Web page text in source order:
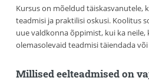
Kursus on mõeldud täiskasvanutele,
teadmisi ja praktilisi oskusi. Koolitus
uue valdkonna õppimist, kui ka neile,
olemasolevaid teadmisi täiendada
Millised eelteadmised on